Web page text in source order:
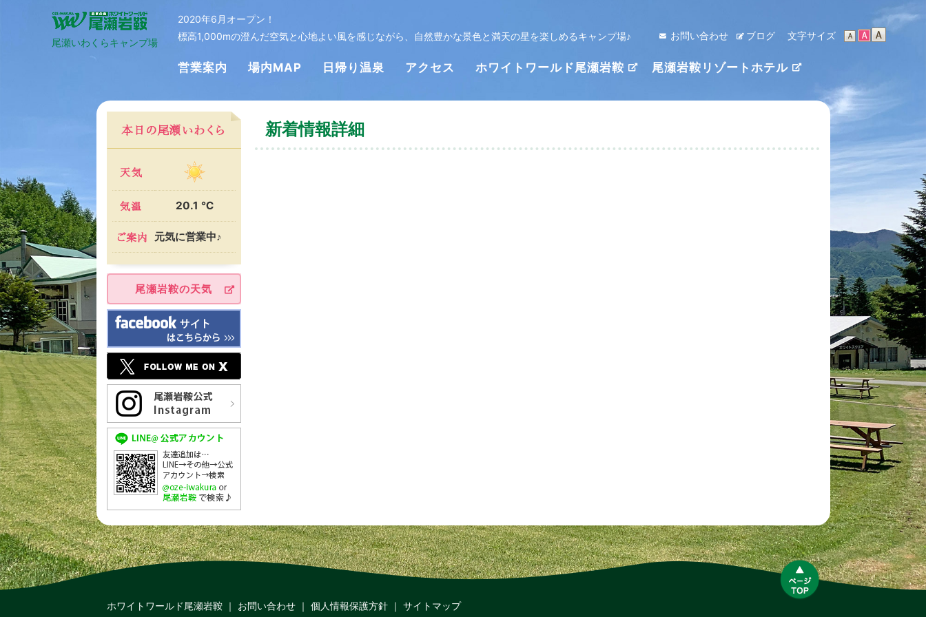
尾瀬いわくらキャンプ場
2020年6月オープン！
標高1,000mの澄んだ空気と心地よい風を感じながら、自然豊かな景色と満天の星を楽しめるキャンプ場♪
お問い合わせ ブログ 文字サイズ
営業案内 場内MAP 日帰り温泉 アクセス ホワイトワールド尾瀬岩鞍 尾瀬岩鞍リゾートホテル
20.1 ℃
元気に営業中♪
尾瀬岩鞍の天気
新着情報詳細
ホワイトワールド尾瀬岩鞍｜ お問い合わせ｜ 個人情報保護方針｜ サイトマップ